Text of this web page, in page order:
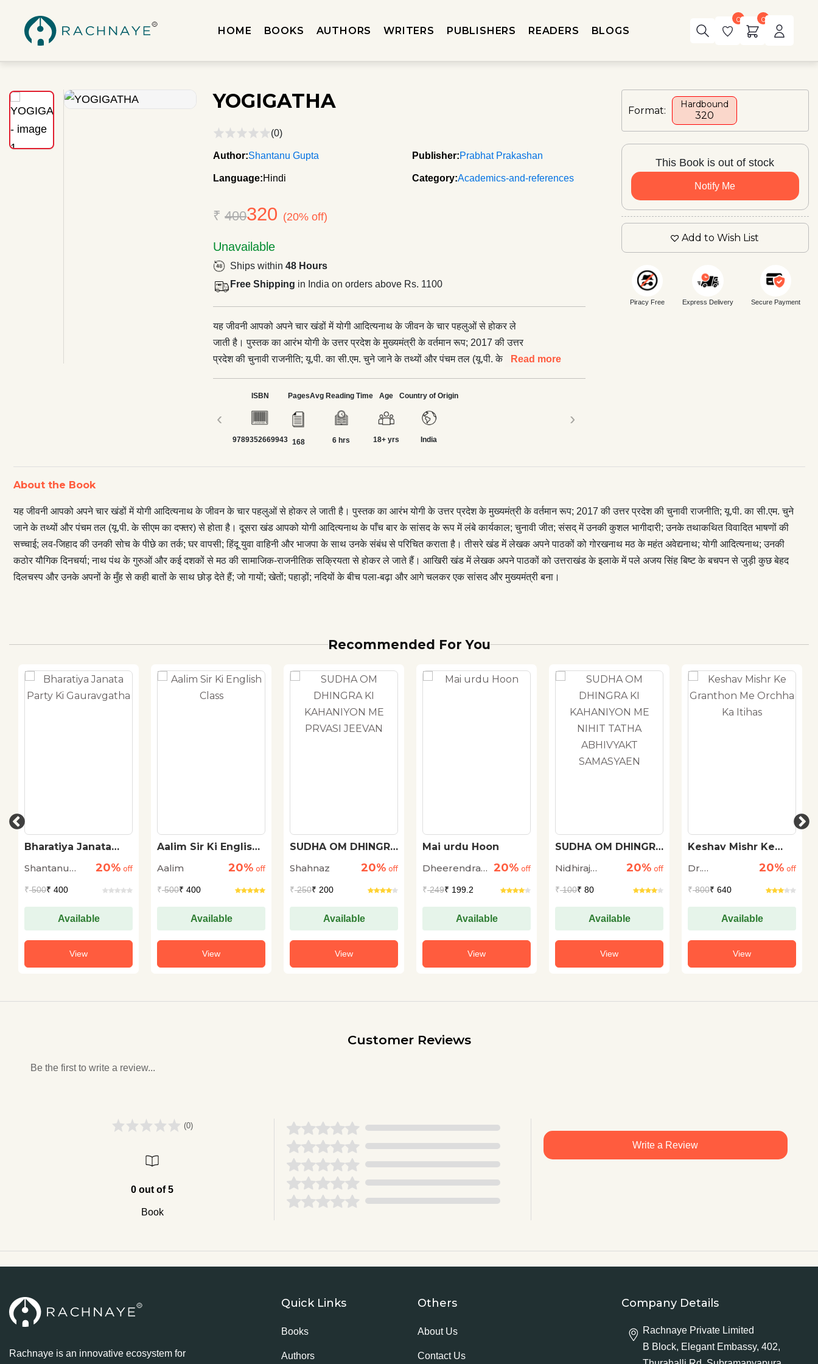
HOME BOOKS AUTHORS WRITERS PUBLISHERS READERS BLOGS
0 0
YOGIGATHA
(0)
Author:Shantanu Gupta Publisher:Prabhat Prakashan
Language:Hindi Category:Academics-and-references
₹400320 (20% off)
Unavailable
Ships within48 Hours
Free Shipping in India on orders above Rs. 1100
यह जीवनी आपको अपने चार खंडों में योगी आदित्यनाथ के जीवन के चार पहलुओं से होकर ले
जाती है। पुस्तक का आरंभ योगी के उत्तर प्रदेश के मुख्यमंत्री के वर्तमान रूप; 2017 की उत्तर
प्रदेश की चुनावी राजनीति; यू.पी. का सी.एम. चुने जाने के तथ्यों और पंचम तल (यू.पी. के सीएम
कार्यकाल; चुनावी जीत; संसद् में उनकी कुशल भागीदारी; उनके तथाकथित विवादित भाषणों की
सच्चाई; लव-जिहाद की उनकी सोच के पीछे का तर्क; घर वापसी; हिंदू युवा वाहिनी और भाजपा के
साथ उनके संबंध से परिचित कराता है। तीसरे खंड में लेखक अपने पाठकों को गोरखनाथ मठ के
महंत अवेद्यनाथ; योगी आदित्यनाथ; उनकी कठोर यौगिक दिनचर्या; नाथ पंथ के गुरुओं और कई
नदियों के बीच पला-बढ़ा और आगे चलकर एक सांसद और मुख्यमंत्री बना।
Read more
‹
ISBN
9789352669943
Pages
168
Avg Reading Time
6 hrs
Age
18+ yrs
Country of Origin
India
›
Format:
Hardbound
₹320
This Book is out of stock
Notify Me
Add to Wish List
Piracy Free Express Delivery Secure Payment
About the Book
यह जीवनी आपको अपने चार खंडों में योगी आदित्यनाथ के जीवन के चार पहलुओं से होकर ले जाती है। पुस्तक का आरंभ योगी के उत्तर प्रदेश के मुख्यमंत्री के वर्तमान रूप; 2017 की उत्तर प्रदेश की चुनावी राजनीति; यू.पी. का सी.एम. चुने
जाने के तथ्यों और पंचम तल (यू.पी. के सीएम का दफ्तर) से होता है। दूसरा खंड आपको योगी आदित्यनाथ के पाँच बार के सांसद के रूप में लंबे कार्यकाल; चुनावी जीत; संसद् में उनकी कुशल भागीदारी; उनके तथाकथित विवादित भाषणों की
सच्चाई; लव-जिहाद की उनकी सोच के पीछे का तर्क; घर वापसी; हिंदू युवा वाहिनी और भाजपा के साथ उनके संबंध से परिचित कराता है। तीसरे खंड में लेखक अपने पाठकों को गोरखनाथ मठ के महंत अवेद्यनाथ; योगी आदित्यनाथ; उनकी
कठोर यौगिक दिनचर्या; नाथ पंथ के गुरुओं और कई दशकों से मठ की सामाजिक-राजनीतिक सक्रियता से होकर ले जाते हैं। आखिरी खंड में लेखक अपने पाठकों को उत्तराखंड के इलाके में पले अजय सिंह बिष्ट के बचपन से जुड़ी कुछ बेहद
दिलचस्प और उनके अपनों के मुँह से कही बातों के साथ छोड़ देते हैं; जो गायों; खेतों; पहाड़ों; नदियों के बीच पला-बढ़ा और आगे चलकर एक सांसद और मुख्यमंत्री बना।
Recommended For You
Bharatiya Janata
Gauravgatha
Shantanu
20% off
₹500₹ 400
Available
View
Aalim Sir Ki English
Aalim
20% off
₹500₹ 400
Available
View
SUDHA OM DHINGRA
PRVASI JEEVAN
Shahnaz 20% off
₹250₹ 200
Available
View
Mai urdu Hoon
Dheerendra
20% off
₹249₹ 199.2
Available
View
SUDHA OM DHINGRA
NIHIT TATHA
SAMASYAEN
Nidhiraj
20% off
₹100₹ 80
Available
View
Keshav Mishr Ke
Orchha Ka Itihas
Dr.
20% off
₹800₹ 640
Available
View
Customer Reviews
Be the first to write a review...
(0)
0 out of 5
Book
Write a Review
Rachnaye is an innovative ecosystem for
Quick Links
Books
Authors
Others
About Us
Contact Us
Company Details
Rachnaye Private Limited
B Block, Elegant Embassy, 402,